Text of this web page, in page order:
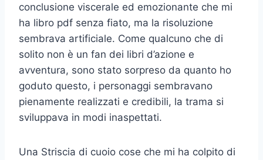
conclusione viscerale ed emozionante che mi
ha libro pdf senza fiato, ma la risoluzione
sembrava artificiale. Come qualcuno che di
solito non è un fan dei libri d’azione e
avventura, sono stato sorpreso da quanto ho
goduto questo, i personaggi sembravano
pienamente realizzati e credibili, la trama si
sviluppava in modi inaspettati.
Una Striscia di cuoio cose che mi ha colpito di